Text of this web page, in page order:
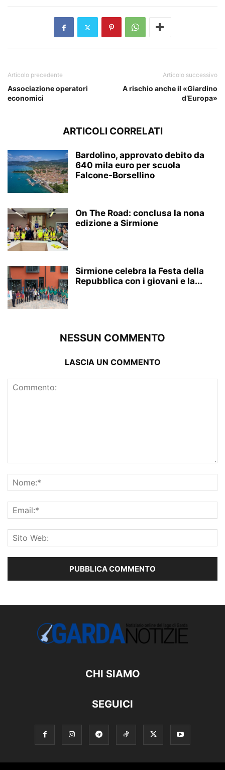
Articolo precedente
Associazione operatori
economici
Articolo successivo
A rischio anche il «Giardino
d’Europa»
ARTICOLI CORRELATI
Bardolino, approvato debito da
640 mila euro per scuola
Falcone-Borsellino
On The Road: conclusa la nona
edizione a Sirmione
Sirmione celebra la Festa della
Repubblica con i giovani e la...
NESSUN COMMENTO
LASCIA UN COMMENTO
CHI SIAMO
SEGUICI